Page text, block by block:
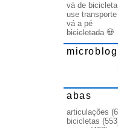
vá de bicicleta
use
vá a pé
bicicletada💀
microblog
abas
articulações
bicicletas